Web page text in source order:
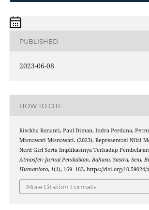
PUBLISHED
2023-06-08
HOW TO CITE
Risckha Ronanti, Paul Diman, Indra Perdana,
Misnawati Misnawati. (2023). Representasi Nilai
Nerd Girl Serta Implikasinya Terhadap
Atmosfer: Jurnal Pendidikan, Bahasa, Sastra, Seni,
Humaniora, 1(1), 169–183. https://doi.org/
More Citation Formats